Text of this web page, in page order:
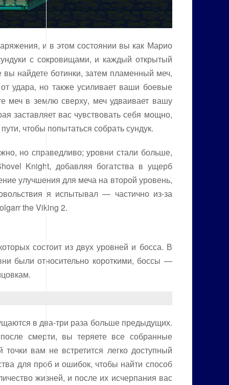
и в этом состоянии вы как Марио
с сокровищами, и каждый открытый
найдете ботинки, затем пламенный меч,
удара, но также усиливает ваши боевые
меч в землю сверху, меч удваивает вашу
заставляет вас чувствовать себя мощно,
чтобы попытаться собрать сундук.
но справедливо; уровни стали больше,
Knight, добавляя богатства в ущерб
улучшения для меча на второй уровень,
я испытывал — частично из-за
the Viking 2.
состоит из двух уровней и босса. В
были относительно короткими, боссы —
в два-три раза больше предыдущих.
смерти, вы теряете все собранные
вам не встретится легко доступный
для проб и ошибок, чтобы найти способ
жизней, и после их исчерпания вас